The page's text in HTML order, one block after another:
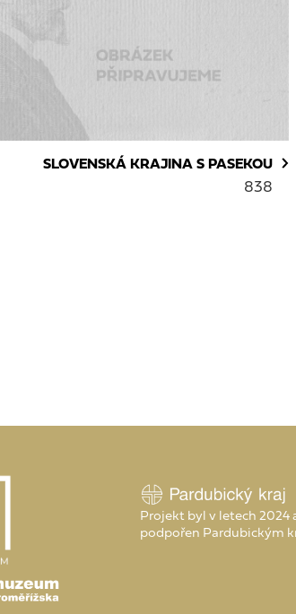
SLOVENSKÁ KRAJINA S PASEKOU
838
Projekt byl v letech 2024
podpořen Pardubickým